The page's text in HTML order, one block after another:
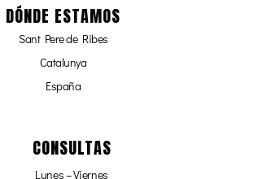
DÓNDE ESTAMOS
Sant Pere de Ribes
Catalunya
España
CONSULTAS
Lunes – Viernes